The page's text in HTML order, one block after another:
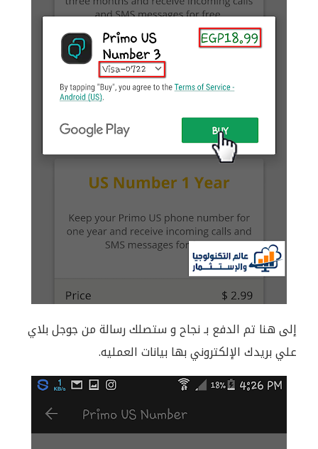
إلى هنا تم الدفع بـ نجاح و ستصلك رسالة من جوجل بلاي
علي بريدك الإلكتروني بها بيانات العمليه.